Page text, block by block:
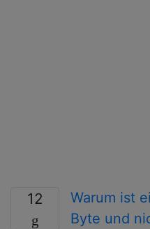
12
Warum ist
Byte und